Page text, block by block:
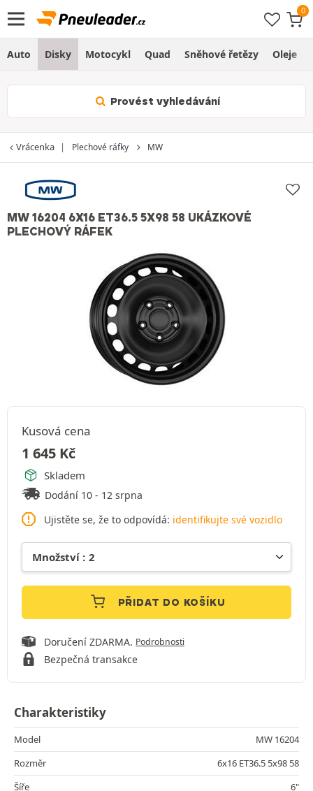
Auto Disky Motocykl Quad Sněhové řetězy Oleje
Provést vyhledávání
Vrácenka Plechové ráfky MW
MW 16204 6X16 ET36.5 5X98 58 UKÁZKOVÉ
PLECHOVÝ RÁFEK
Kusová cena
1 645 Kč
Skladem
Dodání 10 - 12 srpna
Ujistěte se, že to odpovídá: identifikujte své vozidlo
PŘIDAT DO KOŠÍKU
Doručení ZDARMA. Podrobnosti
Bezpečná transakce
Charakteristiky
Model
MW 16204
Rozměr
6x16 ET36.5 5x98 58
Šíře
6"